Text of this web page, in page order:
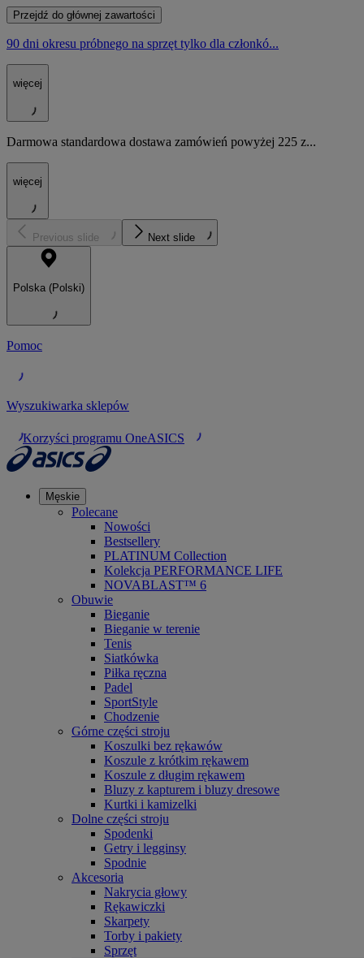
Przejdź do głównej zawartości
90 dni okresu próbnego na sprzęt tylko dla członkó...
więcej
Darmowa standardowa dostawa zamówień powyżej 225 z...
więcej
Previous slide Next slide
Polska (Polski)
Pomoc
Wyszukiwarka sklepów
Korzyści programu OneASICS
Męskie
Polecane
Nowości
Bestsellery
PLATINUM Collection
Kolekcja PERFORMANCE LIFE
NOVABLAST™ 6
Obuwie
Bieganie
Bieganie w terenie
Tenis
Siatkówka
Piłka ręczna
Padel
SportStyle
Chodzenie
Górne części stroju
Koszulki bez rękawów
Koszule z krótkim rękawem
Koszule z długim rękawem
Bluzy z kapturem i bluzy dresowe
Kurtki i kamizelki
Dolne części stroju
Spodenki
Getry i legginsy
Spodnie
Akcesoria
Nakrycia głowy
Rękawiczki
Skarpety
Torby i pakiety
Sprzęt